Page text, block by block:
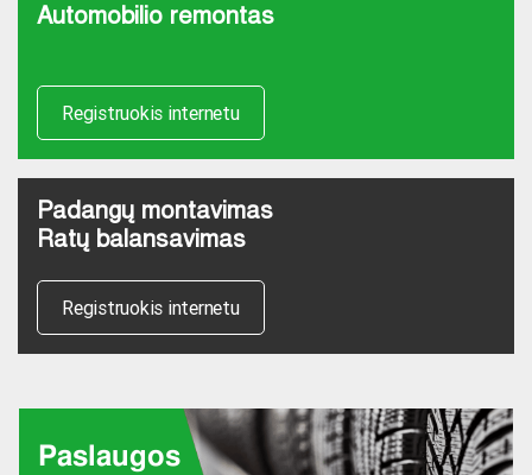
Automobilio remontas
Registruokis internetu
Padangų montavimas
Ratų balansavimas
Registruokis internetu
Paslaugos